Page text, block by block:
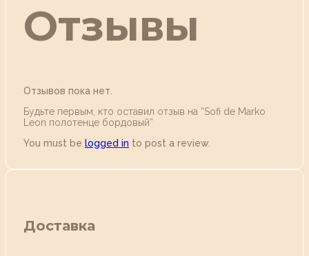
Отзывы
Отзывов пока нет.
Будьте первым, кто оставил отзыв на “Sofi de Marko
Leon полотенце бордовый”
You must be logged in to post a review.
Доставка